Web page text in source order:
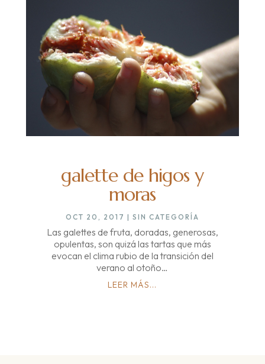
galette de higos y
moras
OCT 20, 2017 | SIN CATEGORÍA
Las galettes de fruta, doradas, generosas,
opulentas, son quizá las tartas que más
evocan el clima rubio de la transición del
verano al otoño…
LEER MÁS...